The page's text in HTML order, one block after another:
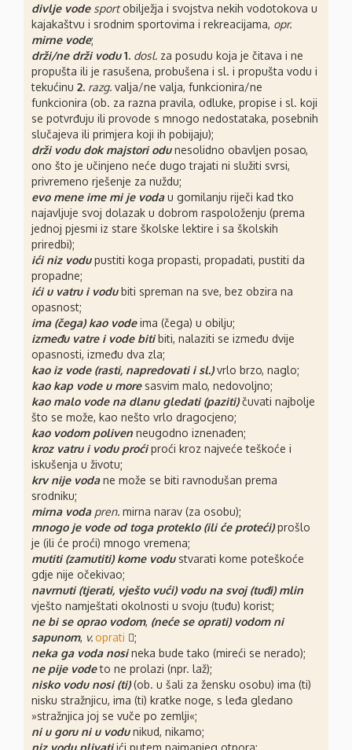
divlje vode sportobilježja i svojstva nekih vodotokova u
kajakaštvu i srodnim sportovima i rekreacijama, opr.
mirne vode;
drži/ne drži vodu 1. dosl. za posudu koja je čitava i ne
propušta ili je rasušena, probušena i sl. i propušta vodu i
tekućinu 2. razg. valja/ne valja, funkcionira/ne
funkcionira (ob. za razna pravila, odluke, propise i sl. koji
se potvrđuju ili provode s mnogo nedostataka, posebnih
slučajeva ili primjera koji ih pobijaju);
drži vodu dok majstori odunesolidno obavljen posao,
ono što je učinjeno neće dugo trajati ni služiti svrsi,
privremeno rješenje za nuždu;
evo mene ime mi je vodau gomilanju riječi kad tko
najavljuje svoj dolazak u dobrom raspoloženju (prema
jednoj pjesmi iz stare školske lektire i sa školskih
priredbi);
ići niz vodupustiti koga propasti, propadati, pustiti da
propadne;
ići u vatru i vodubiti spreman na sve, bez obzira na
opasnost;
ima (čega) kao vodeima (čega) u obilju;
između vatre i vode bitibiti, nalaziti se između dvije
opasnosti, između dva zla;
kao iz vode (rasti, napredovati i sl.)vrlo brzo, naglo;
kao kap vode u moresasvim malo, nedovoljno;
kao malo vode na dlanu gledati (paziti)čuvati najbolje
što se može, kao nešto vrlo dragocjeno;
kao vodom poliven neugodno iznenađen;
kroz vatru i vodu proćiproći kroz najveće teškoće i
iskušenja u životu;
krv nije vodane može se biti ravnodušan prema
srodniku;
mirna voda pren. mirna narav (za osobu);
mnogo je vode od toga proteklo (ili će proteći)prošlo
je (ili će proći) mnogo vremena;
mutiti (zamutiti) kome vodustvarati kome poteškoće
gdje nije očekivao;
navrnuti (tjerati, vješto vući) vodu na svoj (tuđi) mlin
vješto namještati okolnosti u svoju (tuđu) korist;
ne bi se oprao vodom, (neće se oprati) vodom ni
sapunom, v.oprati ⃟;
neka ga voda nosineka bude tako (mireći se nerado);
ne pije vodeto ne prolazi (npr. laž);
nisko vodu nosi (ti)(ob. u šali za žensku osobu) ima (ti)
nisku stražnjicu, ima (ti) kratke noge, s leđa gledano
»stražnjica joj se vuče po zemlji«;
ni u goru ni u vodunikud, nikamo;
niz vodu plivatiići putem najmanjeg otpora;